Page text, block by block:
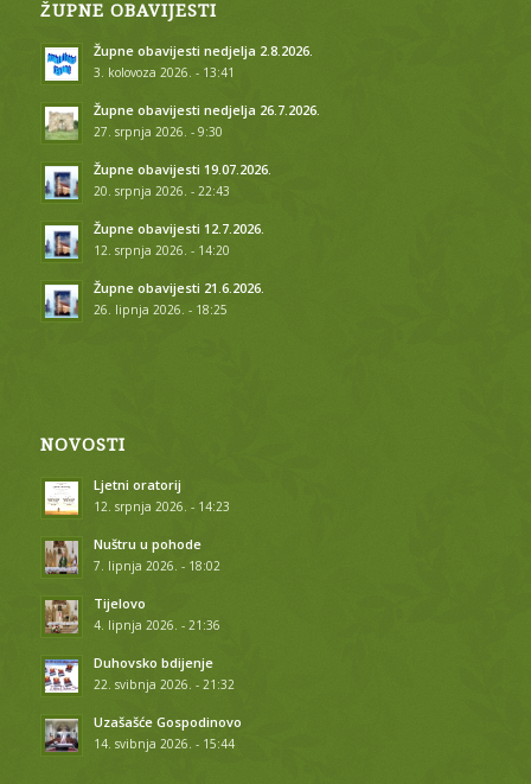
ŽUPNE OBAVIJESTI
Župne obavijesti nedjelja 2.8.2026.
3. kolovoza 2026. - 13:41
Župne obavijesti nedjelja 26.7.2026.
27. srpnja 2026. - 9:30
Župne obavijesti 19.07.2026.
20. srpnja 2026. - 22:43
Župne obavijesti 12.7.2026.
12. srpnja 2026. - 14:20
Župne obavijesti 21.6.2026.
26. lipnja 2026. - 18:25
NOVOSTI
Ljetni oratorij
12. srpnja 2026. - 14:23
Nuštru u pohode
7. lipnja 2026. - 18:02
Tijelovo
4. lipnja 2026. - 21:36
Duhovsko bdijenje
22. svibnja 2026. - 21:32
Uzašašće Gospodinovo
14. svibnja 2026. - 15:44